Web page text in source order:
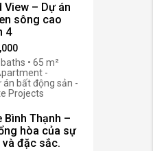
View – Dự án
sông cao
4
• 65 m²
-
án bất động sản -
Projects
Bình Thạnh –
hòa của sự
đặc sắc.